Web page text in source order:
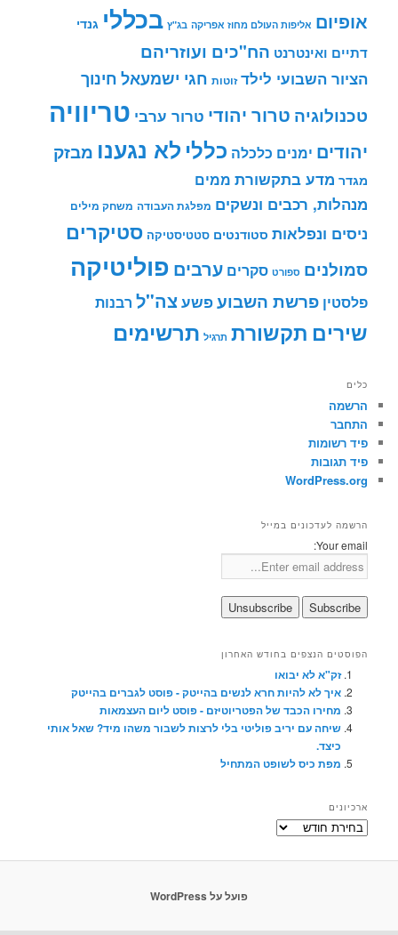
אופיום אליפות העולם מחוז אפריקה בג"ץ בכללי גנדי
דתיים ואינטרנט הח"כים ועוזריהם
הציור השבועי לילד זוטות חגי ישמעאל חינוך
טכנולוגיה טרור יהודי טרור ערבי טריוויה
יהודים ימנים כלכלה כללי לא נגענו מבזק
מגדר מדע בתקשורת ממים
מנהלות, רכבים ונשקים מפלגת העבודה משחק מילים
ניסים ונפלאות סטודנטים סטטיסטיקה סטיקרים
סמולנים ספורט סקרים ערבים פוליטיקה
פלסטין פרשת השבועפשעצה"ל רבנות
שירים תקשורת תרגיל תרשימים
כלים
הרשמה
התחבר
פיד רשומות
פיד תגובות
WordPress.org
הרשמה לעדכונים במייל
Your email:
הפוסטים הנצפים בחודש האחרון
זק"א לא יבואו
איך לא להיות חרא לנשים בהייטק - פוסט לגברים בהייטק
מחירו הכבד של הפטריוטיזם - פוסט ליום העצמאות
שיחה עם יריב פוליטי בלי לרצות לשבור משהו מיד? שאל אותי
כיצד.
מפת כיס לשופט המתחיל
ארכיונים
ארכיונים
פועל על WordPress